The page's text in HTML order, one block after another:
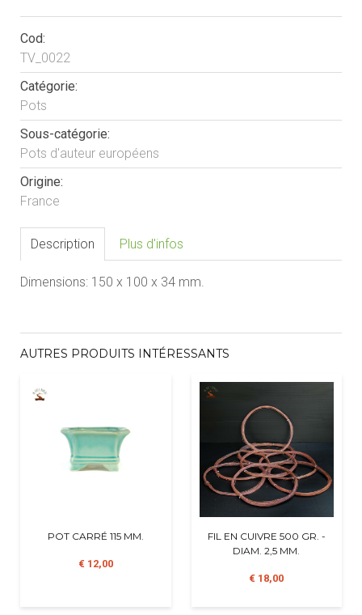
Cod:
TV_0022
Catégorie:
Pots
Sous-catégorie:
Pots d'auteur européens
Origine:
France
Description Plus d'infos
Dimensions: 1 50 x 100 x 34 mm.
AUTRES PRODUITS INTÉRESSANTS
POT CARRÉ 115 MM.
€ 12,00
FIL EN CUIVRE 500 GR. -
DIAM. 2,5 MM.
€ 18,00